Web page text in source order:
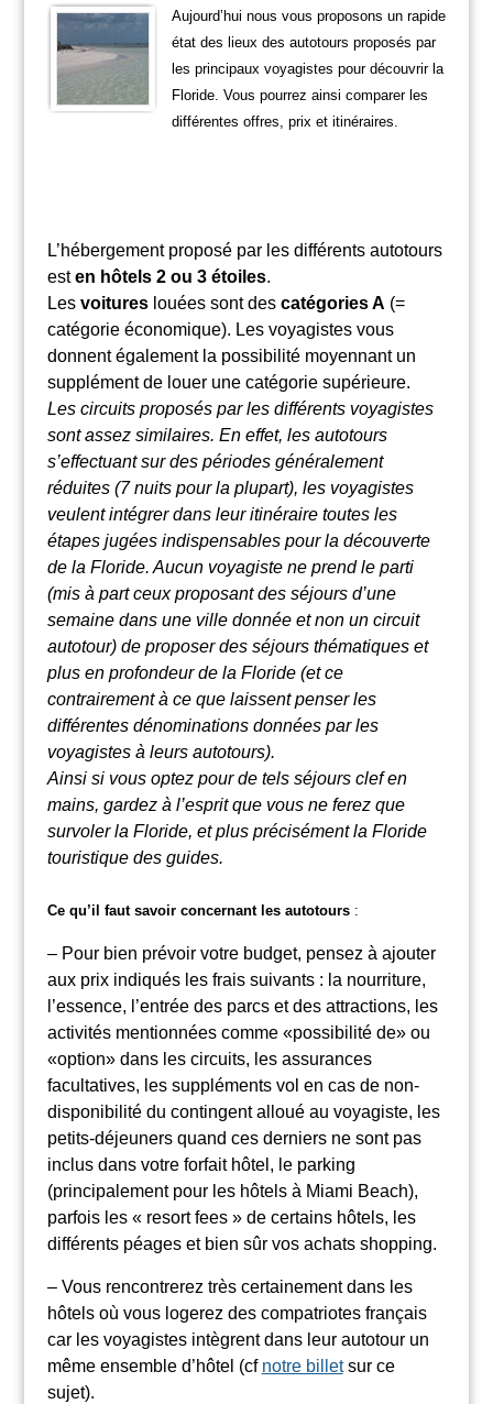
Aujourd’hui nous vous proposons un rapide
état des lieux des autotours proposés par
les principaux voyagistes pour découvrir la
Floride. Vous pourrez ainsi comparer les
différentes offres, prix et itinéraires.
L’hébergement proposé par les différents autotours
esten hôtels 2 ou 3 étoiles.
Les voitures louées sont des catégories A (=
catégorie économique). Les voyagistes vous
donnent également la possibilité moyennant un
supplément de louer une catégorie supérieure.
Les circuits proposés par les différents voyagistes
sont assez similaires. En effet, les autotours
s’effectuant sur des périodes généralement
réduites (7 nuits pour la plupart), les voyagistes
veulent intégrer dans leur itinéraire toutes les
étapes jugées indispensables pour la découverte
de la Floride. Aucun voyagiste ne prend le parti
(mis à part ceux proposant des séjours d’une
semaine dans une ville donnée et non un circuit
autotour) de proposer des séjours thématiques et
plus en profondeur de la Floride (et ce
contrairement à ce que laissent penser les
différentes dénominations données par les
voyagistes à leurs autotours).
Ainsi si vous optez pour de tels séjours clef en
mains, gardez à l’esprit que vous ne ferez que
survoler la Floride, et plus précisément la Floride
touristique des guides.
Ce qu’il faut savoir concernant les autotours:
– Pour bien prévoir votre budget, pensez à ajouter
aux prix indiqués les frais suivants : la nourriture,
l’essence, l’entrée des parcs et des attractions, les
activités mentionnées comme «possibilité de» ou
«option» dans les circuits, les assurances
facultatives, les suppléments vol en cas de non-
disponibilité du contingent alloué au voyagiste, les
petits-déjeuners quand ces derniers ne sont pas
inclus dans votre forfait hôtel, le parking
(principalement pour les hôtels à Miami Beach),
parfois les « resort fees » de certains hôtels, les
différents péages et bien sûr vos achats shopping.
– Vous rencontrerez très certainement dans les
hôtels où vous logerez des compatriotes français
car les voyagistes intègrent dans leur autotour un
même ensemble d’hôtel (cf notre billetsur ce
sujet).